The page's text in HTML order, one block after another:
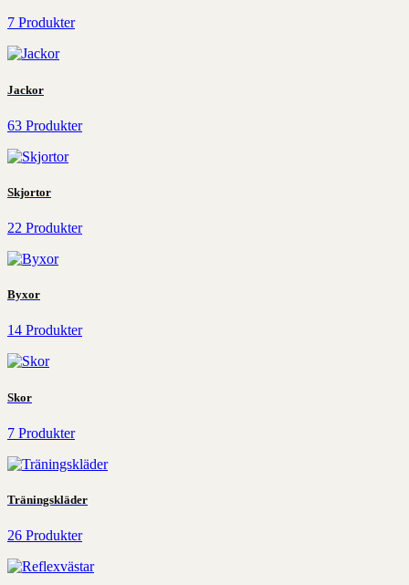
7 Produkter
Jackor
63 Produkter
Skjortor
22 Produkter
Byxor
14 Produkter
Skor
7 Produkter
Träningskläder
26 Produkter